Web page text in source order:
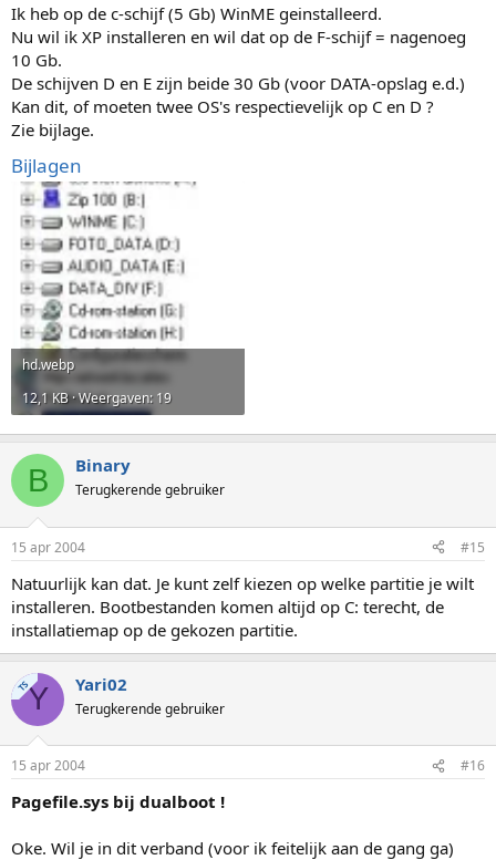
Ik heb op de c-schijf (5 Gb) WinME geinstalleerd.
Nu wil ik XP installeren en wil dat op de F-schijf = nagenoeg
10 Gb.
De schijven D en E zijn beide 30 Gb (voor DATA-opslag e.d.)
Kan dit, of moeten twee OS's respectievelijk op C en D ?
Zie bijlage.
Bijlagen
hd.webp
12,1 KB · Weergaven: 19
B Binary
Terugkerende gebruiker
15 apr 2004 #15
Natuurlijk kan dat. Je kunt zelf kiezen op welke partitie je wilt
installeren. Bootbestanden komen altijd op C: terecht, de
installatiemap op de gekozen partitie.
TSY Yari02
Terugkerende gebruiker
15 apr 2004 #16
Pagefile.sys bij dualboot !
Oke. Wil je in dit verband (voor ik feitelijk aan de gang ga)